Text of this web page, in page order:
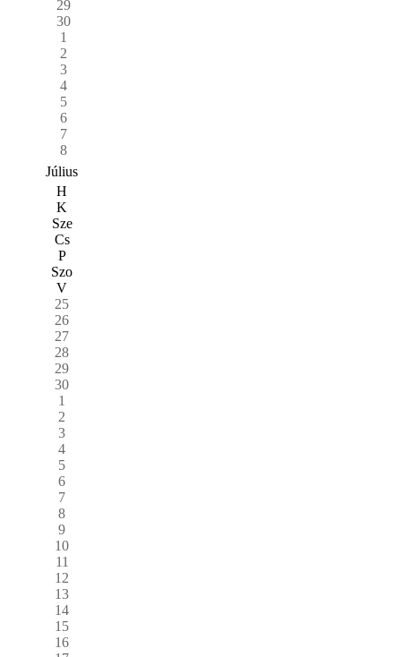
29
30
1
2
3
4
5
6
7
8
Július
H
K
Sze
Cs
P
Szo
V
25
26
27
28
29
30
1
2
3
4
5
6
7
8
9
10
11
12
13
14
15
16